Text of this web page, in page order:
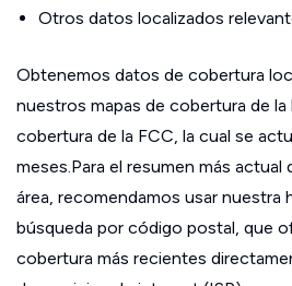
Otros datos localizados
Obtenemos datos de cobertura
nuestros mapas de cobertura de
cobertura de la FCC, la cual se
meses.Para el resumen más
área, recomendamos usar nuestra
búsqueda por código postal, que
cobertura más recientes